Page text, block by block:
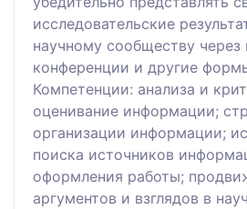
исследовательские
научному сообществу через
конференции и другие
Компетенции: анализа и
оценивание информации;
организации информации;
поиска источников
оформления работы;
аргументов и взглядов в